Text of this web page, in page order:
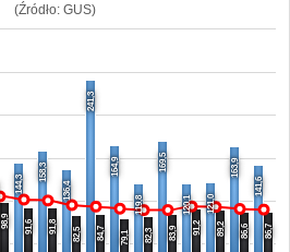
(Źródło: GUS)
144,3
158,3
136,4
241,3
164,9
119,8
169,5
120,1 121,0
163,9
141,6
98,9 91,6 91,8 82,5 84,7 79,1 82,3 83,9 91,2 89,2 86,6 86,7